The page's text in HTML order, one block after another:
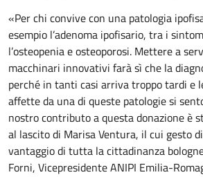
«Per chi convive con una patologia
esempio l’adenoma ipofisario, tra i
l’osteopenia e osteoporosi. Mettere a
macchinari innovativi farà sì che la
perché in tanti casi arriva troppo tardi e
affette da una di queste patologie si
nostro contributo a questa donazione è
al lascito di Marisa Ventura, il cui gesto
vantaggio di tutta la cittadinanza
Forni, Vicepresidente ANIPI Emilia-